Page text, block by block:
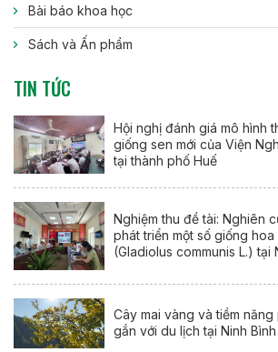
Bài báo khoa học
Sách và Ấn phẩm
TIN TỨC
Hội nghị đánh giá mô hình
giống sen mới của Viện
tại thành phố Huế
Nghiệm thu đề tài: Nghiên cứu tuyển chọn và
phát triển một số giống hoa
(Gladiolus communis L.) tại
Cây mai vàng và tiềm
gắn với du lịch tại Ninh Bình